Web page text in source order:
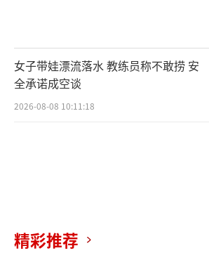
女子带娃漂流落水 教练员称不敢捞 安
全承诺成空谈
2026-08-08 10:11:18
精彩推荐